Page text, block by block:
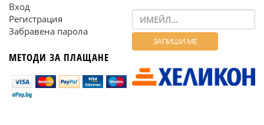
Вход
Регистрация
Забравена парола
МЕТОДИ ЗА ПЛАЩАНЕ